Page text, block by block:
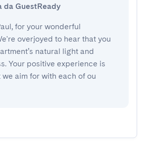
da GuestReady
for your wonderful
overjoyed to hear that you
natural light and
Your positive experience is
aim for with each of ou